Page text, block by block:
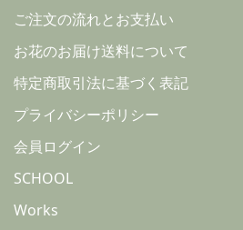
ご注文の流れとお支払い
お花のお届け送料について
特定商取引法に基づく表記
プライバシーポリシー
会員ログイン
SCHOOL
Works